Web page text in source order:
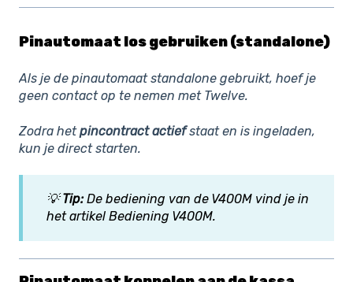
Pinautomaat los gebruiken (standalone)
Als je de pinautomaat standalone gebruikt, hoef je
geen contact op te nemen met Twelve.
Zodra hetpincontract actiefstaat en is ingeladen,
kun je direct starten.
💡Tip: De bediening van de V400M vind je in
het artikel Bediening V400M.